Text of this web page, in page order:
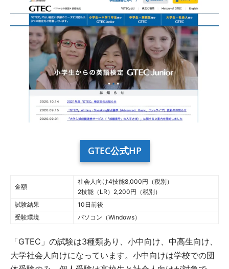
GTEC公式HP
金額
社会人向け4技能8,000円（税別）
2技能（LR）2,200円（税別）
試験結果
10日前後
受験環境
パソコン（Windows）
「GTEC」の試験は3種類あり、小中向け、中高生向け、
大学社会人向けになっています。小中向けは学校での団